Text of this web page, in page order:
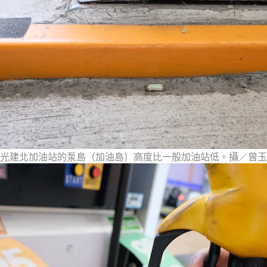
建北加油站的泵島（加油島）高度比一般加油站低。攝／曾